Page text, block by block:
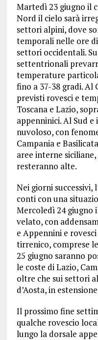
Martedì 23 giugno il
Nord il cielo sarà
settori alpini, dove
temporali nelle ore
settori occidentali.
settentrionali
temperature
fino a 37-38 gradi. Al
previsti rovesci e
Toscana e Lazio,
appenninici. Al Sud e
nuvoloso, con
Campania e
aree interne
resteranno alte.
Nei giorni successivi,
conti con una
Mercoledì 24 giugno
velato, con
e Appennini e
tirrenico, comprese
25 giugno saranno
le coste di Lazio,
oltre che sui settori
d’Aosta, in
Il prossimo fine
qualche rovescio
lungo la dorsale